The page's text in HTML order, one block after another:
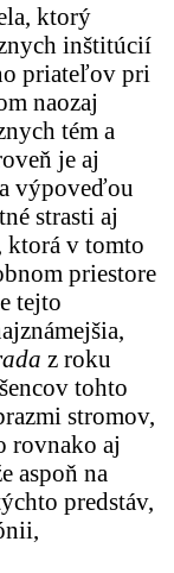
ktorý
inštitúcií
priateľov pri
naozaj
tém a
je aj
výpoveďou
strasti aj
ktorá v tomto
priestore
tejto
z roku
tohto
stromov,
rovnako aj
aspoň na
predstáv,